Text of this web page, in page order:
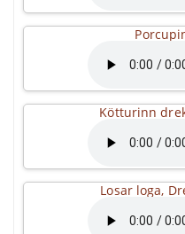
Kötturinn
Losar loga,